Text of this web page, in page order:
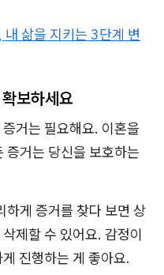
삶을 지키는 3단계 변
보하세요
거는 필요해요. 이혼을
증거는 당신을 보호하는
하게 증거를 찾다 보면 상
제할 수 있어요. 감정이
진행하는 게 좋아요.